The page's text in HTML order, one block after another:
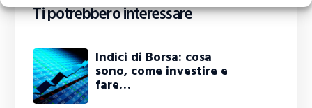
Ti potrebbero interessare
Indici di Borsa: cosa
sono, come investire e
fare…